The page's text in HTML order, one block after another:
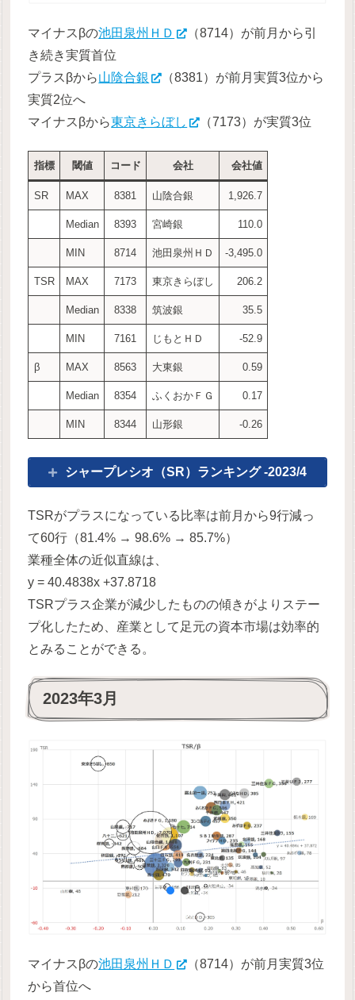
マイナスβの池田泉州ＨＤ
（8714）が前月から引
き続き実質首位
プラスβから山陰合銀
（8381）が前月実質3位から
実質2位へ
マイナスβから東京きらぼし （7173）が実質3位
指標 閾値 コード 会社 会社値
SR MAX 8381 山陰合銀 1,926.7
Median 8393 宮崎銀 110.0
MIN 8714 池田泉州ＨＤ -3,495.0
TSR MAX 7173 東京きらぼし 206.2
Median 8338 筑波銀 35.5
MIN 7161 じもとＨＤ -52.9
β MAX 8563 大東銀 0.59
Median 8354 ふくおかＦＧ 0.17
MIN 8344 山形銀 -0.26
シャープレシオ（SR）ランキング -2023/4
TSRがプラスになっている比率は前月から9行減っ
て60行（81.4% → 98.6% → 85.7%）
業種全体の近似直線は、
y = 40.4838x +37.8718
TSRプラス企業が減少したものの傾きがよりステー
プ化したため、産業として足元の資本市場は効率的
とみることができる。
2023年3月
マイナスβの池田泉州ＨＤ
（8714）が前月実質3位
から首位へ